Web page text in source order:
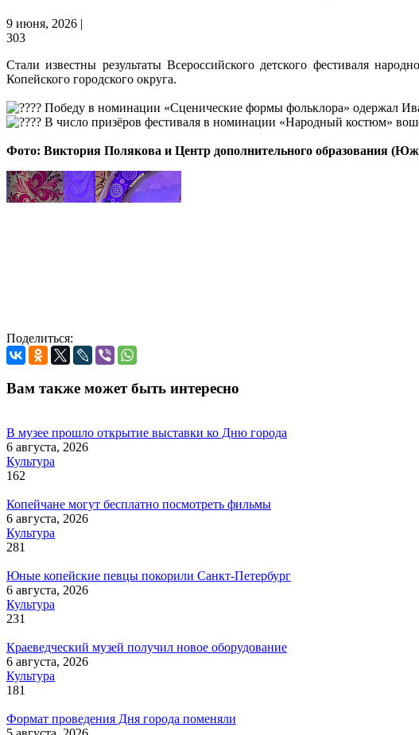
9 июня, 2026 |
303
Стали известны результаты Всероссийского детского фестиваля
Копейского городского округа.
Победу в номинации «Сценические формы фольклора» одержал
В число призёров фестиваля в номинации «Народный костюм»
Фото: Виктория Полякова и Центр дополнительного образования
Поделиться:
Вам также может быть интересно
В музее прошло открытие выставки ко Дню города
6 августа, 2026
Культура
162
Копейчане могут бесплатно посмотреть фильмы
6 августа, 2026
Культура
281
Юные копейские певцы покорили Санкт-Петербург
6 августа, 2026
Культура
231
Краеведческий музей получил новое оборудование
6 августа, 2026
Культура
181
Формат проведения Дня города поменяли